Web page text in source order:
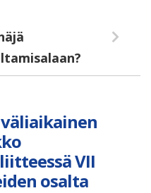
VII
osalta